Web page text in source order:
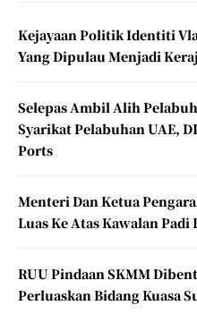
Kejayaan Politik Identiti
Yang Dipulau Menjadi
Selepas Ambil Alih
Syarikat Pelabuhan UAE,
Ports
Menteri Dan Ketua
Luas Ke Atas Kawalan Padi
RUU Pindaan SKMM
Perluaskan Bidang Kuasa